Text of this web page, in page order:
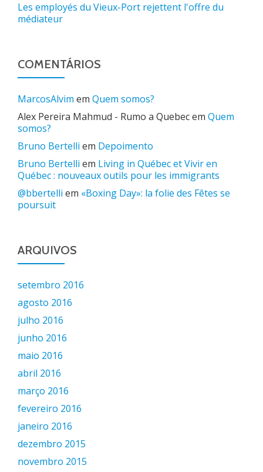
Les employés du Vieux-Port rejettent l'offre du
médiateur
COMENTÁRIOS
MarcosAlvim em Quem somos?
Alex Pereira Mahmud - Rumo a Quebecem Quem
somos?
Bruno Bertelli em Depoimento
Bruno Bertelli em Living in Québec et Vivir en
Québec : nouveaux outils pour les immigrants
@bbertelli em «Boxing Day»: la folie des Fêtes se
poursuit
ARQUIVOS
setembro 2016
agosto 2016
julho 2016
junho 2016
maio 2016
abril 2016
março 2016
fevereiro 2016
janeiro 2016
dezembro 2015
novembro 2015